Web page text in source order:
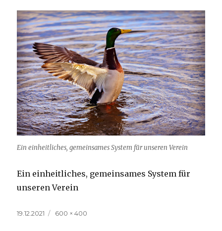
Ein einheitliches, gemeinsames System für unseren Verein
Ein einheitliches, gemeinsames System für
unseren Verein
Veröffentlicht
19.12.2021
Volle
600 × 400